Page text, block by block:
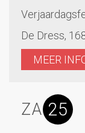
De Dress,
MEER
ZA 25